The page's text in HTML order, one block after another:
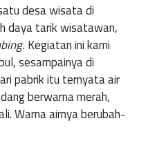
desa wisata di
daya tarik wisatawan,
Kegiatan ini kami
sesampainya di
pabrik itu ternyata air
berwarna merah,
Warna airnya berubah-